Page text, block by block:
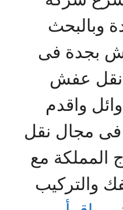
وبالبحث
بجدة فى
نقل عفش
واقدم
فى مجال نقل
المملكة مع
والتركيب